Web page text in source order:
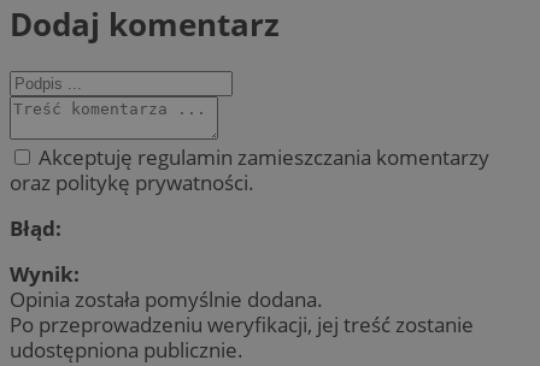
Dodaj komentarz
Akceptuję regulamin zamieszczania komentarzy
oraz politykę prywatności.
Błąd:
Wynik:
Opinia została pomyślnie dodana.
Po przeprowadzeniu weryfikacji, jej treść zostanie
udostępniona publicznie.